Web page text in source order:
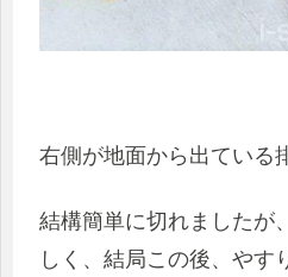
右側が地面から出ている
結構簡単に切れましたが
しく、結局この後、やす